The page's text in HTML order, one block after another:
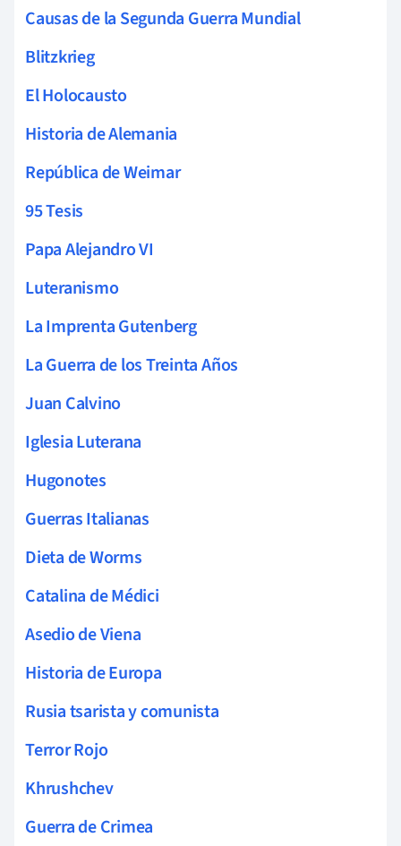
Causas de la Segunda Guerra Mundial
Blitzkrieg
El Holocausto
Historia de Alemania
República de Weimar
95 Tesis
Papa Alejandro VI
Luteranismo
La Imprenta Gutenberg
La Guerra de los Treinta Años
Juan Calvino
Iglesia Luterana
Hugonotes
Guerras Italianas
Dieta de Worms
Catalina de Médici
Asedio de Viena
Historia de Europa
Rusia tsarista y comunista
Terror Rojo
Khrushchev
Guerra de Crimea